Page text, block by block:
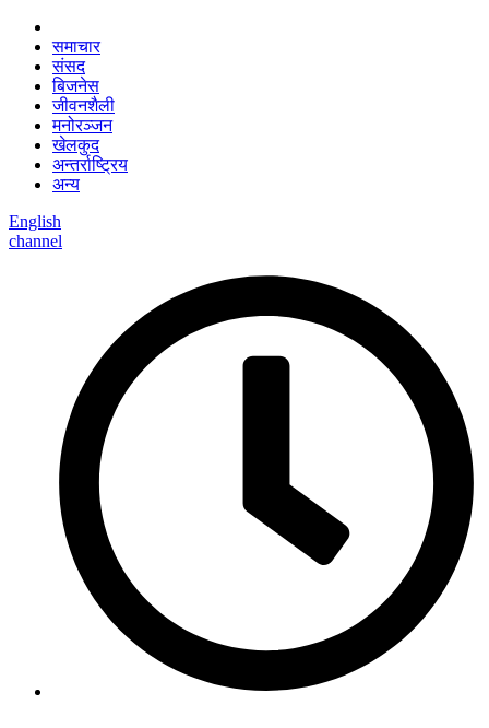
समाचार
संसद
बिजनेस
जीवनशैली
मनोरञ्जन
खेलकुद
अन्तर्राष्ट्रिय
अन्य
English
channel